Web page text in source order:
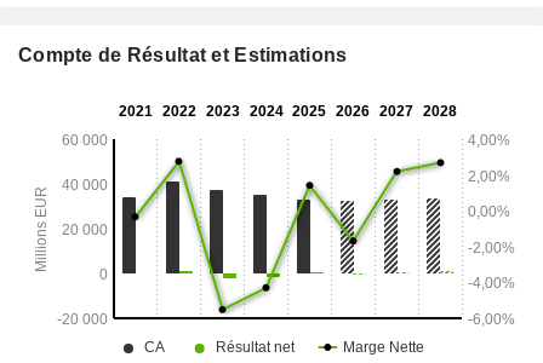
Compte de Résultat et Estimations